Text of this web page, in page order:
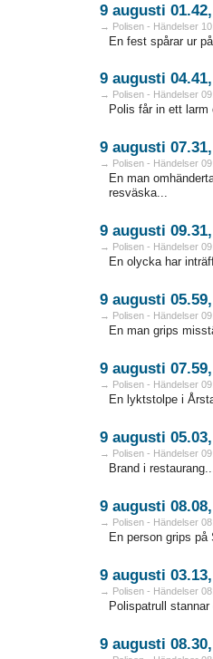
9 augusti
→ Polisen - Händelser
En fest spårar ur
9 augusti
→ Polisen - Händelser
Polis får in ett
9 augusti
→ Polisen - Händelser
En man
resväska...
9 augusti
→ Polisen - Händelser
En olycka har
9 augusti
→ Polisen - Händelser
En man grips
9 augusti
→ Polisen - Händelser
En lyktstolpe i
9 augusti
→ Polisen - Händelser
Brand i
9 augusti
→ Polisen - Händelser
En person grips
9 augusti
→ Polisen - Händelser
Polispatrull
9 augusti